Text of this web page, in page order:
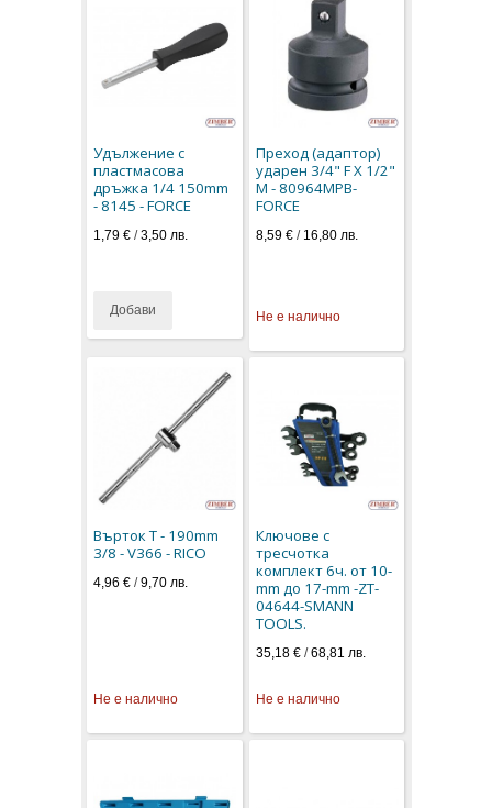
Удължение с
пластмасова
дръжка 1/4 150mm
- 8145 - FORCE
1,79 € /3,50 лв.
Добави
Преход (адаптор)
ударен 3/4" F X 1/2"
M - 80964MPB-
FORCE
8,59 €/ 16,80 лв.
Не е налично
Върток Т - 190mm
3/8 - V366 - RICO
4,96 € /9,70 лв.
Не е налично
Ключове с
тресчотка
комплект 6ч. от 10-
mm до 17-mm -ZT-
04644-SMANN
TOOLS.
35,18 €/68,81 лв.
Не е налично